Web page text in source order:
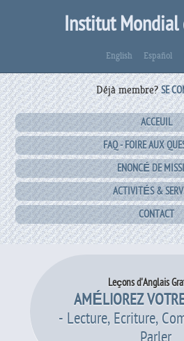
Institut Mondial
English Español
Déjà membre?SE
ACCEUIL
FAQ - FOIRE AUX
ENONCÉ DE
ACTIVITÉS &
CONTACT
Leçons d'Anglais
AMÉLIOREZ
- Lecture, Ecriture,